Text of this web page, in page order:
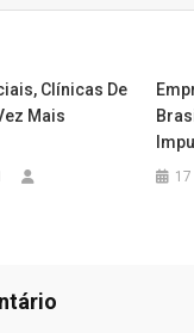
Clínicas De
Mais